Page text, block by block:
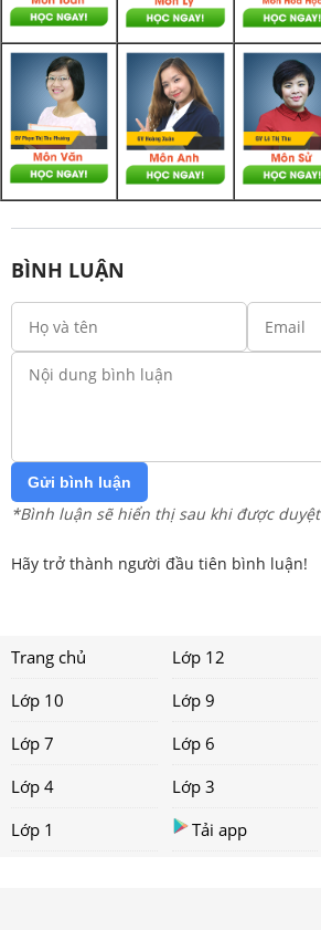
BÌNH LUẬN
Gửi bình luận
*Bình luận sẽ hiển thị sau khi được duyệt
Hãy trở thành người đầu tiên bình luận!
Trang chủ Lớp 12
Lớp 10
Lớp 9
Lớp 7
Lớp 6
Lớp 4
Lớp 3
Lớp 1
Tải app